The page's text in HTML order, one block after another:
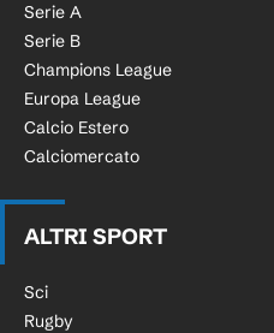
Serie A
Serie B
Champions League
Europa League
Calcio Estero
Calciomercato
ALTRI SPORT
Sci
Rugby